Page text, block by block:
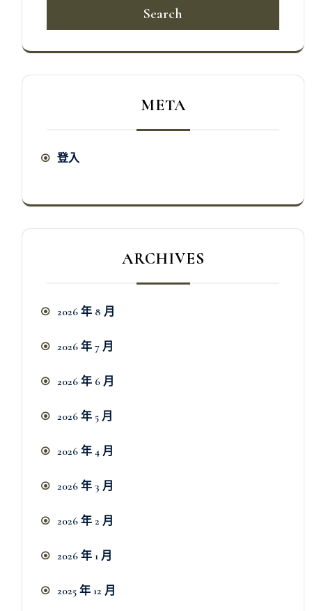
Search
META
登入
ARCHIVES
2026 年 8 月
2026 年 7 月
2026 年 6 月
2026 年 5 月
2026 年 4 月
2026 年 3 月
2026 年 2 月
2026 年 1 月
2025 年 12 月